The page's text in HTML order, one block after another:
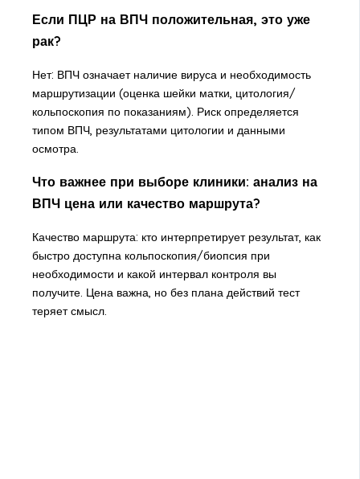
Если ПЦР на ВПЧ положительная, это уже
рак?
Нет: ВПЧ означает наличие вируса и необходимость
маршрутизации (оценка шейки матки, цитология/
кольпоскопия по показаниям). Риск определяется
типом ВПЧ, результатами цитологии и данными
осмотра.
Что важнее при выборе клиники: анализ на
ВПЧ цена или качество маршрута?
Качество маршрута: кто интерпретирует результат, как
быстро доступна кольпоскопия/биопсия при
необходимости и какой интервал контроля вы
получите. Цена важна, но без плана действий тест
теряет смысл.